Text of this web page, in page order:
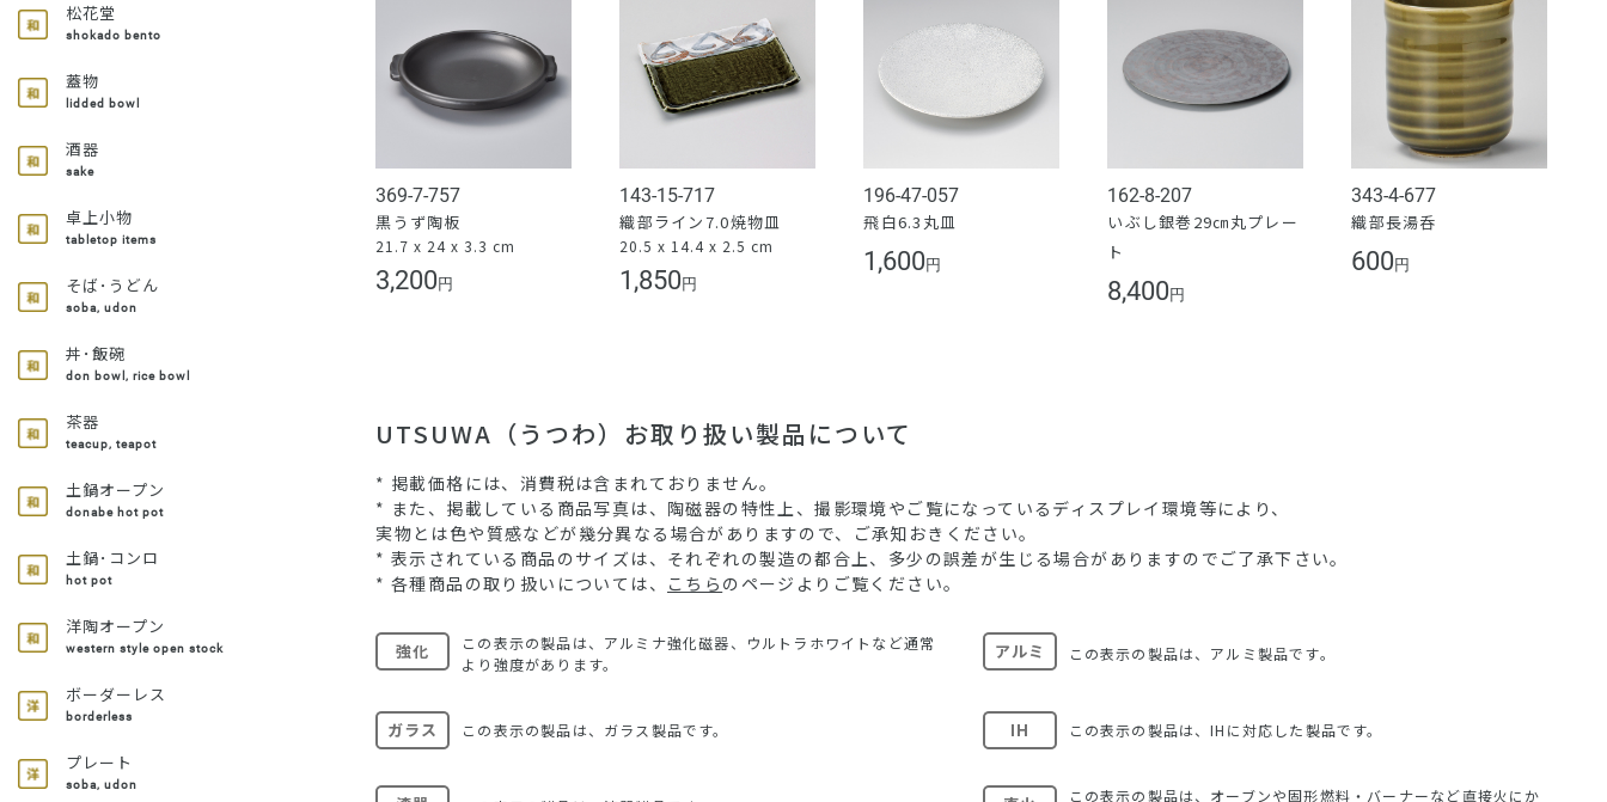
松花堂
shokado bento
蓋物
lidded bowl
酒器
sake
卓上小物
tabletop items
そば･うどん
soba, udon
丼･飯碗
don bowl, rice bowl
茶器
teacup, teapot
土鍋オープン
donabe hot pot
土鍋･コンロ
hot pot
洋陶オープン
western style open stock
ボーダーレス
borderless
プレート
soba, udon
369-7-757
黒うず陶板
21.7 x 24 x 3.3 cm
3,200 円
143-15-717
織部ライン7.0焼物皿
20.5 x 14.4 x 2.5 cm
1,850 円
196-47-057
飛白6.3丸皿
1,600 円
162-8-207
いぶし銀巻29㎝丸プレー
ト
8,400 円
343-4-677
織部長湯呑
600 円
UTSUWA（うつわ）お取り扱い製品について
* 掲載価格には、消費税は含まれておりません。
* また、掲載している商品写真は、陶磁器の特性上、撮影環境やご覧になっているディスプレイ環境等により、
実物とは色や質感などが幾分異なる場合がありますので、ご承知おきください。
* 表示されている商品のサイズは、それぞれの製造の都合上、多少の誤差が生じる場合がありますのでご了承下さい。
* 各種商品の取り扱いについては、 こちら のページよりご覧ください。
強化
この表示の製品は、アルミナ強化磁器、ウルトラホワイトなど通常
より強度があります。
アルミ この表示の製品は、アルミ製品です。
ガラス この表示の製品は、ガラス製品です。 IH この表示の製品は、IHに対応した製品です。
この表示の製品は、オーブンや固形燃料・バーナーなど直接火にか